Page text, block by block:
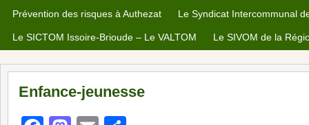
Prévention des risques à Authezat Le Syndicat Intercommunal
Le SICTOM Issoire-Brioude – Le VALTOM Le SIVOM de la
Enfance-jeunesse